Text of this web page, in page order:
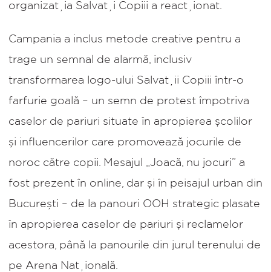
organizația Salvați Copiii a reacționat.
Campania a inclus metode creative pentru a
trage un semnal de alarmă, inclusiv
transformarea logo-ului Salvații Copiii într-o
farfurie goală – un semn de protest împotriva
caselor de pariuri situate în apropierea școlilor
și influencerilor care promovează jocurile de
noroc către copii. Mesajul „Joacă, nu jocuri” a
fost prezent în online, dar și în peisajul urban din
București – de la panouri OOH strategic plasate
în apropierea caselor de pariuri și reclamelor
acestora, până la panourile din jurul terenului de
pe Arena Națională.